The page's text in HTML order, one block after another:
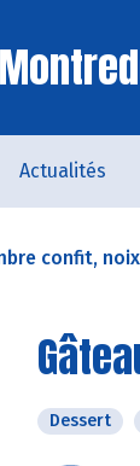
Actualités
confit,
Dessert